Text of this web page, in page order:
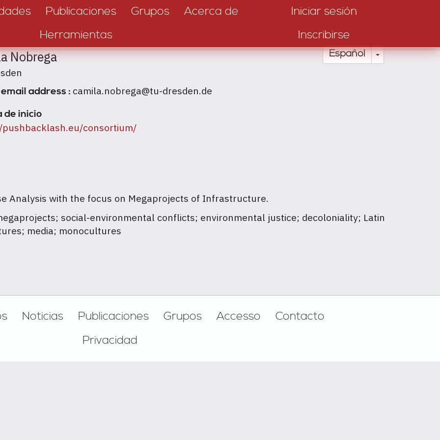
Publicaciones Grupos
Acerca de
Herramientas
Iniciar sesión
Inscribirse
Español Toggle
Nobrega
address : camila.nobrega@tu-dresden.de
de inicio
consortium/
Analysis with the focus on Megaprojects of Infrastructure.
social-environmental conflicts; environmental justice; decoloniality; Latin
media; monocultures
Noticias Publicaciones Grupos Accesso
Contacto
Privacidad